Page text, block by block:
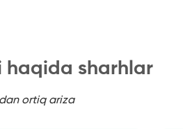
sharhlar
ortiq ariza